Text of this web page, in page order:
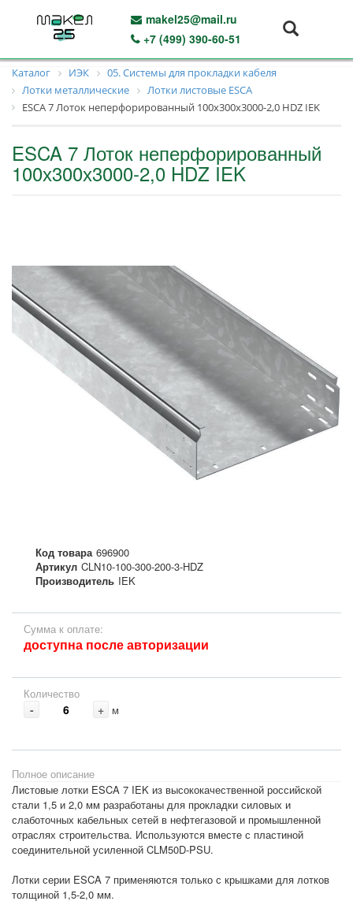
makel25@mail.ru
+7 (499) 390-60-51
Каталог ИЭК
05. Системы для прокладки кабеля
Лотки металлические
Лотки листовые ESCA
ESCA 7 Лоток неперфорированный 100х300х3000-2,0 HDZ IEK
ESCA 7 Лоток неперфорированный
100х300х3000-2,0 HDZ IEK
Код товара 696900
Артикул CLN10-100-300-200-3-HDZ
Производитель IEK
Сумма к оплате:
доступна после авторизации
Количество
- + м
Полное описание
Листовые лотки ESCA 7 IEK из высококачественной российской
стали 1,5 и 2,0 мм разработаны для прокладки силовых и
слаботочных кабельных сетей в нефтегазовой и промышленной
отраслях строительства. Используются вместе с пластиной
соединительной усиленной CLM50D-PSU.
Лотки серии ESCA 7 применяются только с крышками для лотков
толщиной 1,5-2,0 мм.